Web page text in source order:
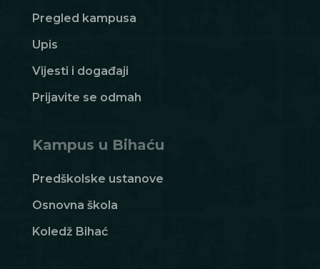
Pregled kampusa
Upis
Vijesti i događaji
Prijavite se odmah
Kampus u Bihaću
Predškolske ustanove
Osnovna škola
Koledž Bihać